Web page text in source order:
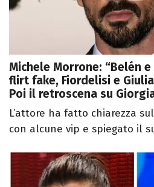
Michele Morrone: “Belén
flirt fake, Fiordelisi e
Poi il retroscena su
L’attore ha fatto chiarezza
con alcune vip e spiegato il